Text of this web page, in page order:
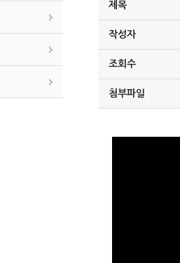
제목
작성자
조회수
첨부파일